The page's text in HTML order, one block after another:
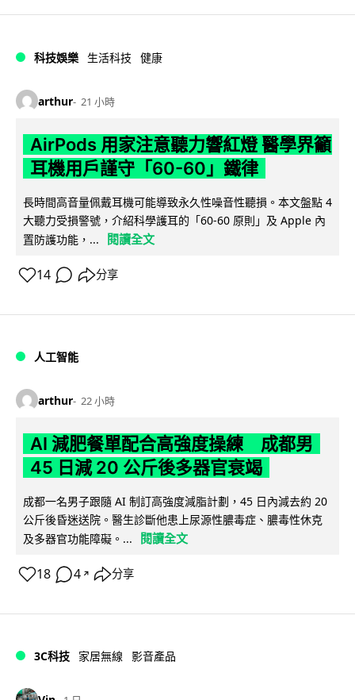
科技娛樂 生活科技 健康
arthur 21 小時
AirPods 用家注意聽力響紅燈 醫學界籲
耳機用戶謹守「60-60」鐵律
長時間高音量佩戴耳機可能導致永久性噪音性聽損。本文盤點 4
大聽力受損警號，介紹科學護耳的「60-60 原則」及 Apple 內
置防護功能，...
閱讀全文
14 分享
人工智能
arthur 22 小時
AI 減肥餐單配合高強度操練 成都男
45 日減 20 公斤後多器官衰竭
成都一名男子跟隨 AI 制訂高強度減脂計劃，45 日內減去約 20
公斤後昏迷送院。醫生診斷他患上尿源性膿毒症、膿毒性休克
及多器官功能障礙。...
閱讀全文
18 4 ↗ 分享
3C科技 家居無線 影音產品